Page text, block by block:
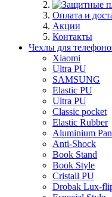
Оплата и
Акции
Контакты
Чехлы для
Xiaomi
Ultra PU
SAMSUNG
Elastic PU
Ultra PU
Classic pocket
Elastic Rubber
Aluminium
Anti-Shock
Book Stand
Book Style
Cristall PU
Drobak Lux-